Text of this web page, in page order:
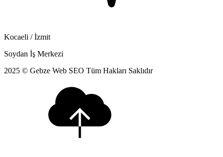
Kocaeli / İzmit
Soydan İş Merkezi
2025 © Gebze Web SEO Tüm Hakları Saklıdır